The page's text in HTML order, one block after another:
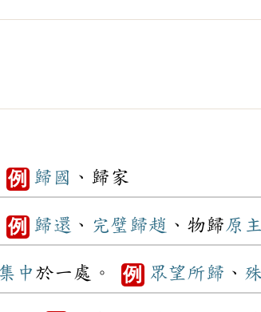
例 歸國 、歸家
例 歸還 、 完璧歸趙 、物歸原主
中 於一處。 例 眾望所歸 、